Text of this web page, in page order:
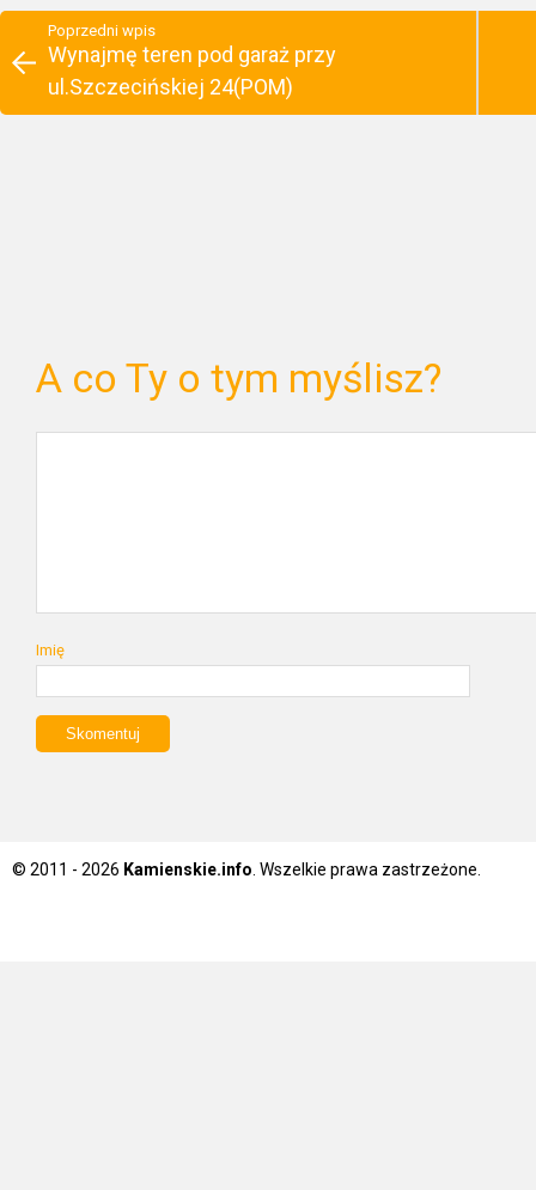
Poprzedni wpis
Wynajmę teren pod garaż przy
ul.Szczecińskiej 24(POM)
A co Ty o tym myślisz?
Imię
© 2011 - 2026 Kamienskie.info . Wszelkie prawa zastrzeżone.